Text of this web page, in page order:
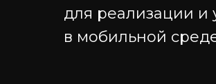
для реализации и
в мобильной